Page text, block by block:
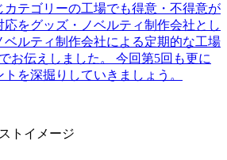
テゴリーの工場でも得意・不得意が
をグッズ・ノベルティ制作会社とし
ルティ制作会社による定期的な工場
お伝えしました。 今回第5回も更に
を深掘りしていきましょう。